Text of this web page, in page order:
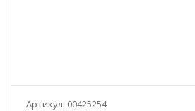
Артикул: 00425254